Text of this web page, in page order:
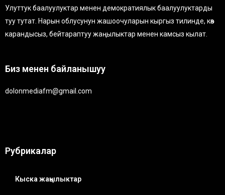
Улуттук баалуулуктар менен демократиялык баалуулуктарды
туу тутат. Нарын облусунун жашоочуларын кыргыз тилинде, көз
карандысыз, бейтараптуу жаңылыктар менен камсыз кылат.
Биз менен байланышуу
dolonmediafm@gmail.com
Рубрикалар
Кыска жаңылыктар